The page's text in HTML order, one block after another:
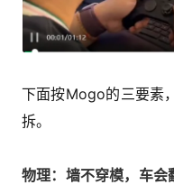
下面按Mogo的三要素
拆。
物理：墙不穿模，车会